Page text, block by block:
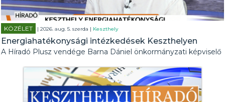
KÖZÉLET | 2026. aug. 5. szerda | Keszthely
Energiahatékonysági intézkedések Keszthelyen
A Híradó Plusz vendége Barna Dániel önkormányzati képviselő